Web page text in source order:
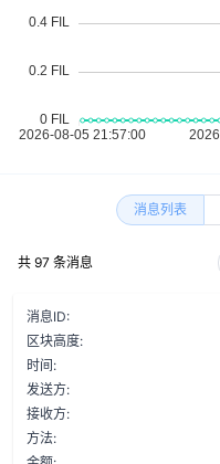
消息列表
共 97 条消息
消息ID:
区块高度:
时间:
发送方:
接收方:
方法: